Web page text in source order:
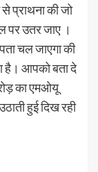
प्राथना की जो
पर उतर जाए ।
चल जाएगा की
है। आपको बता दे
का एमओयू
हुई दिख रही